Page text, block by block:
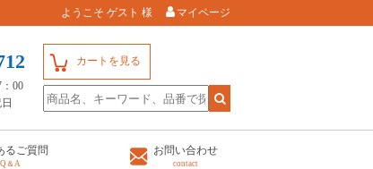
ようこそ ゲスト 様 マイページ
カートを見る
00
るご質問
Q＆A
お問い合わせ
contact